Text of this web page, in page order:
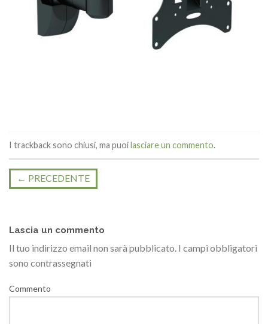
I trackback sono chiusi, ma puoilasciare un commento.
← PRECEDENTE
Lascia un commento
Il tuo indirizzo email non sarà pubblicato. I campi obbligatori
sono contrassegnati
Commento